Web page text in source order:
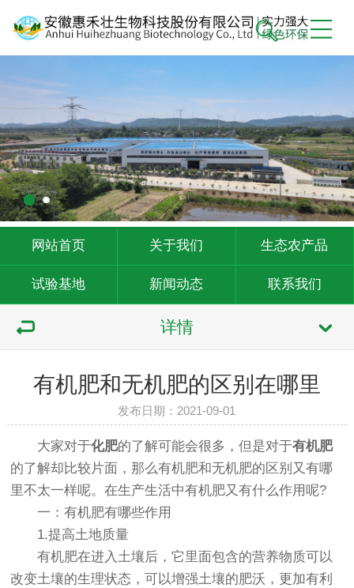
网站首页 关于我们 生态农产品
试验基地 新闻动态 联系我们
详情
有机肥和无机肥的区别在哪里
发布日期：2021-09-01
大家对于化肥的了解可能会很多，但是对于有机肥
的了解却比较片面，那么有机肥和无机肥的区别又有哪
里不太一样呢。在生产生活中有机肥又有什么作用呢?
一：有机肥有哪些作用
1.提高土地质量
有机肥在进入土壤后，它里面包含的营养物质可以
改变土壤的生理状态，可以增强土壤的肥沃，更加有利